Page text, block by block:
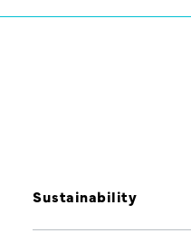
Sustainability